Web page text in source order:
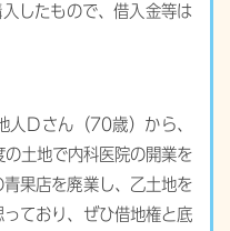
したもので、借入金等は
Ｄさん（70歳）から、
土地で内科医院の開業を
果店を廃業し、乙土地を
ており、ぜひ借地権と底